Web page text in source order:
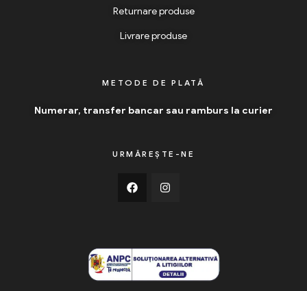
Returnare produse
Livrare produse
METODE DE PLATĂ
Numerar, transfer bancar sau ramburs la curier
URMĂREȘTE-NE